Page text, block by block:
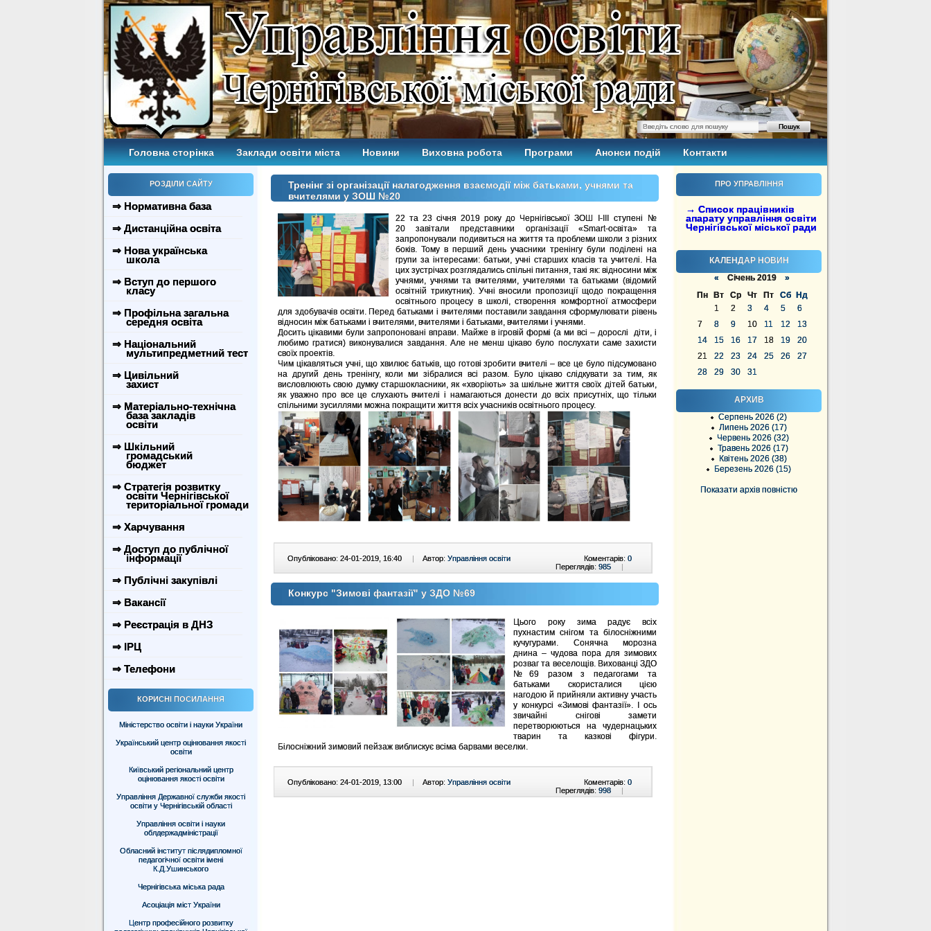
Головна сторінка Заклади освіти міста Новини Виховна робота Програми Анонси подій Контакти
РОЗДІЛИ САЙТУ
⇒ Нормативна база
⇒ Дистанційна освіта
⇒ Нова українська
школа
⇒ Вступ до першого
класу
⇒ Профільна загальна
середня освіта
⇒ Національний
мультипредметний тест
⇒ Цивільний
захист
⇒ Матеріально-технічна
база закладів
освіти
⇒ Шкільний
громадський
бюджет
⇒ Стратегія розвитку
освіти Чернігівської
територіальної громади
⇒ Харчування
⇒ Доступ до публічної
інформації
⇒ Публічні закупівлі
⇒ Вакансії
⇒ Реєстрація в ДНЗ
⇒ ІРЦ
⇒ Телефони
КОРИСНІ ПОСИЛАННЯ
Міністерство освіти і науки України
Український центр оцінювання якості
освіти
Київський регіональний центр
оцінювання якості освіти
Управління Державної служби якості
освіти у Чернігівській області
Управління освіти і науки
облдержадміністрації
Обласний інститут післядипломної
педагогічної освіти імені
К.Д.Ушинського
Чернігівська міська рада
Асоціація міст України
Центр професійного розвитку
ПРО УПРАВЛІННЯ
→ Список працівників
апарату управління освіти
Чернігівської міської ради
КАЛЕНДАР НОВИН
« Січень 2019 »
Пн
Вт Ср Чт Пт Сб
Нд
1
2 3 4 5
6
7
8 9 10 11 12
13
14
15 16 17 18 19
20
21
22 23 24 25 26
27
28
29 30 31
АРХИВ
Серпень 2026 (2)
Липень 2026 (17)
Червень 2026 (32)
Травень 2026 (17)
Квітень 2026 (38)
Березень 2026 (15)
Показати архів повністю
Тренінг зі організації налагодження взаємодії між батьками, учнями та
вчителями у ЗОШ №20
22 та 23 січня 2019 року до Чернігівської ЗОШ І-ІІІ ступені №
20 завітали представники організації «Smart-освіта» та
запропонували подивиться на життя та проблеми школи з різних
боків. Тому в перший день учасники тренінгу були поділені на
групи за інтересами: батьки, учні старших класів та учителі. На
цих зустрічах розглядались спільні питання, такі як: відносини між
учнями, учнями та вчителями, учителями та батьками (відомий
освітній трикутник). Учні вносили пропозиції щодо покращення
освітнього процесу в школі, створення комфортної атмосфери
для здобувачів освіти. Перед батьками і вчителями поставили завдання сформулювати рівень
відносин між батьками і вчителями, вчителями і батьками, вчителями і учнями.
Досить цікавими були запропоновані вправи. Майже в ігровій формі (а ми всі – дорослі діти, і
любимо гратися) виконувалися завдання. Але не менш цікаво було послухати саме захисти
своїх проектів.
Чим цікавляться учні, що хвилює батьків, що готові зробити вчителі – все це було підсумовано
на другий день тренінгу, коли ми зібралися всі разом. Було цікаво слідкувати за тим, як
висловлюють свою думку старшокласники, як «хворіють» за шкільне життя своїх дітей батьки,
як уважно про все це слухають вчителі і намагаються донести до всіх присутніх, що тільки
спільними зусиллями можна покращити життя всіх учасників освітнього процесу.
Опубліковано: 24-01-2019, 16:40 | Автор: Управління освіти Коментарів: 0
Переглядів: 985 |
Конкурс "Зимові фантазії" у ЗДО №69
Цього року зима радує всіх
пухнастим снігом та білосніжними
кучугурами. Сонячна морозна
днина – чудова пора для зимових
розваг та веселощів. Вихованці ЗДО
№69 разом з педагогами та
батьками скористалися цією
нагодою й прийняли активну участь
у конкурсі «Зимові фантазії». І ось
звичайні снігові замети
перетворюються на чудернацьких
тварин та казкові фігури.
Білосніжний зимовий пейзаж виблискує всіма барвами веселки.
Опубліковано: 24-01-2019, 13:00 | Автор: Управління освіти Коментарів: 0
Переглядів: 998 |